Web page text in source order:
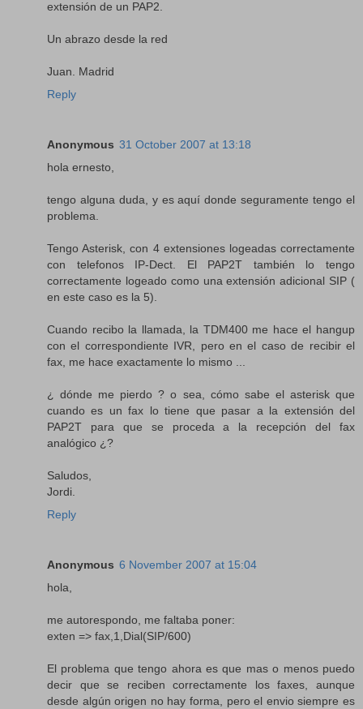
extensión de un PAP2.
Un abrazo desde la red
Juan. Madrid
Reply
Anonymous 31 October 2007 at 13:18
hola ernesto,
tengo alguna duda, y es aquí donde seguramente tengo el
problema.
Tengo Asterisk, con 4 extensiones logeadas correctamente
con telefonos IP-Dect. El PAP2T también lo tengo
correctamente logeado como una extensión adicional SIP (
en este caso es la 5).
Cuando recibo la llamada, la TDM400 me hace el hangup
con el correspondiente IVR, pero en el caso de recibir el
fax, me hace exactamente lo mismo ...
¿ dónde me pierdo ? o sea, cómo sabe el asterisk que
cuando es un fax lo tiene que pasar a la extensión del
PAP2T para que se proceda a la recepción del fax
analógico ¿?
Saludos,
Jordi.
Reply
Anonymous 6 November 2007 at 15:04
hola,
me autorespondo, me faltaba poner:
exten => fax,1,Dial(SIP/600)
El problema que tengo ahora es que mas o menos puedo
decir que se reciben correctamente los faxes, aunque
desde algún origen no hay forma, pero el envio siempre es